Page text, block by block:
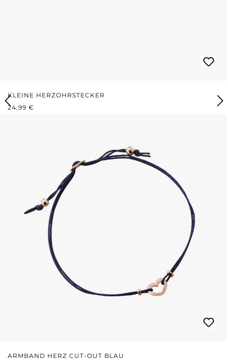
KLEINE HERZOHRSTECKER
REGULÄRER PREIS:
24,99 €
ARMBAND HERZ CUT-OUT BLAU